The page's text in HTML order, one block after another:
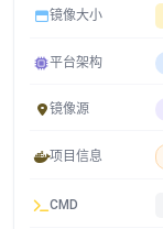
镜像大小
平台架构
镜像源
项目信息
CMD